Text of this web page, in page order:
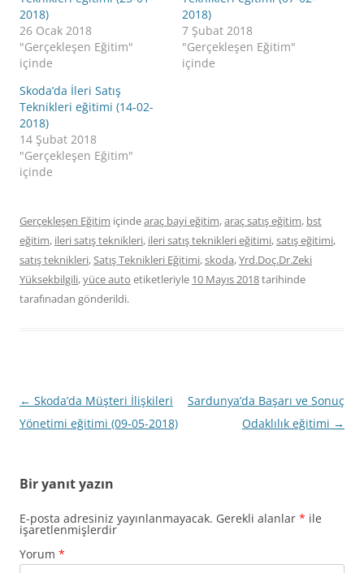
2018)
26 Ocak 2018
"Gerçekleşen Eğitim"
içinde
2018)
7 Şubat 2018
"Gerçekleşen Eğitim"
içinde
Skoda’da İleri Satış
Teknikleri eğitimi (14-02-
2018)
14 Şubat 2018
"Gerçekleşen Eğitim"
içinde
Gerçekleşen Eğitim içindearaç bayi eğitim,araç satış eğitim, bst
eğitim, ileri satış teknikleri, ileri satış teknikleri eğitimi,satış eğitimi,
satış teknikleri,Satış Teknikleri Eğitimi,skoda,Yrd.Doç.Dr.Zeki
Yüksekbilgili,yüce auto etiketleriyle 10 Mayıs 2018tarihinde
tarafınadan gönderildi.
Yazı
dolaşımı
← Skoda’da Müşteri İlişkileri
Yönetimi eğitimi (09-05-2018)
Sardunya’da Başarı ve Sonuç
Odaklılık eğitimi →
Bir yanıt yazın
E-posta adresiniz yayınlanmayacak. Gerekli alanlar * ile
işaretlenmişlerdir
Yorum *